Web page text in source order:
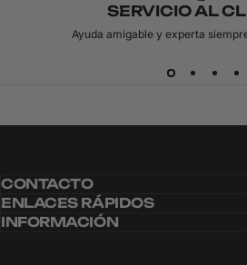
SERVICIO AL
Ayuda amigable y experta
CONTACTO
ENLACES RÁPIDOS
INFORMACIÓN